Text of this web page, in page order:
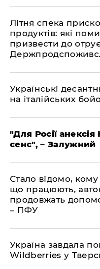
Літня спека
продуктів: які
призвести до
Українські
на італійських
"Для Росії
сенс", – Залужний
Стало відомо,
що працюють,
продовжать
– ПФУ
Україна завдала
Wildberries у